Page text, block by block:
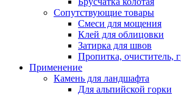
Сопутствующие товары
Смеси для мощения
Клей для облицовки
Затирка для швов
Пропитка, очиститель,
Применение
Камень для ландшафта
Для альпийской горки